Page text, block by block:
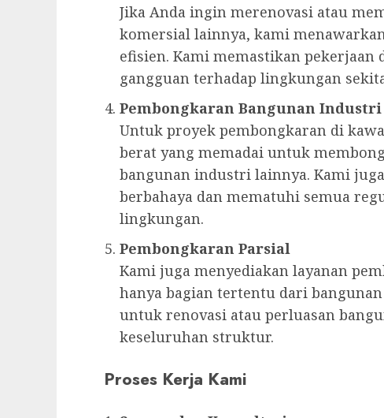
Jika Anda ingin merenovasi atau
komersial lainnya, kami
efisien. Kami memastikan
gangguan terhadap lingkungan
Pembongkaran Bangunan Industri
Untuk proyek pembongkaran di
berat yang memadai untuk
bangunan industri lainnya. Kami
berbahaya dan mematuhi semua
lingkungan.
Pembongkaran Parsial
Kami juga menyediakan layanan
hanya bagian tertentu dari
untuk renovasi atau perluasan
keseluruhan struktur.
Proses Kerja Kami